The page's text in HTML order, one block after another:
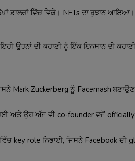
ਡਾਲਰਾਂ ਵਿੱਚ ਵਿਕੇ। NFTs ਦਾ ਰੁਝਾਨ
ਉਹਨਾਂ ਦੀ ਕਹਾਣੀ ਨੂੰ ਇੱਕ ਇਨਸਾਨ ਦੀ ਕਹਾਣੀ
Mark Zuckerberg ਨੂੰ Facemash
ਅਤੇ ਉਹ ਅੱਜ ਵੀ co-founder ਵਜੋਂ officially
key role ਨਿਭਾਈ, ਜਿਸਨੇ Facebook ਦੀ